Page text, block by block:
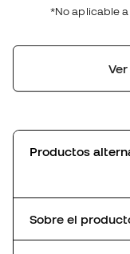
*No aplicable
Productos
Sobre el